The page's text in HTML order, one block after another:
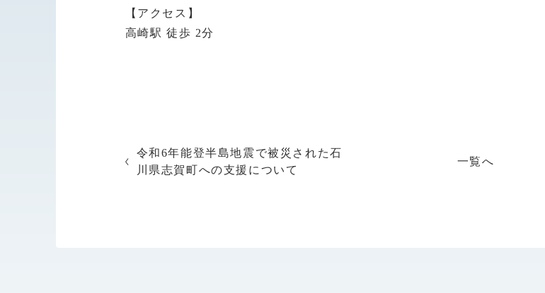
【アクセス】
高崎駅 徒歩 2分
令和6年能登半島地震で被災された石
川県志賀町への支援について
一覧へ